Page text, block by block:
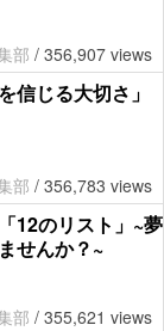
部 / 356,907 views
信じる大切さ」
部 / 356,783 views
12のリスト」~夢
せんか？~
部 / 355,621 views